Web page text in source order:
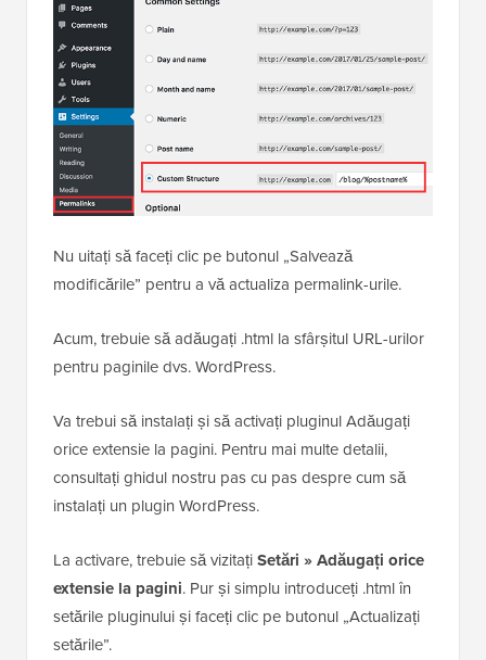
Nu uitați să faceți clic pe butonul „Salvează
modificările” pentru a vă actualiza permalink-urile.
Acum, trebuie să adăugați .html la sfârșitul URL-urilor
pentru paginile dvs. WordPress.
Va trebui să instalați și să activați pluginul Adăugați
orice extensie la pagini. Pentru mai multe detalii,
consultați ghidul nostru pas cu pas despre cum să
instalați un plugin WordPress.
La activare, trebuie să vizitațiSetări » Adăugați orice
extensie la pagini. Pur și simplu introduceți .html în
setările pluginului și faceți clic pe butonul „Actualizați
setările”.